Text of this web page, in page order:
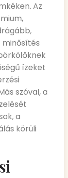
Az
minősítés
ízeket
szóval, a
a
körüli